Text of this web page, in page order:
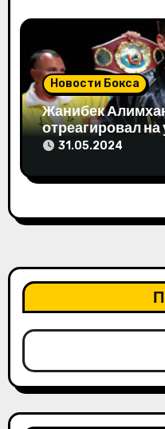
Новости Бокса
Жанибек
отреагировал
мира
31.05.2024